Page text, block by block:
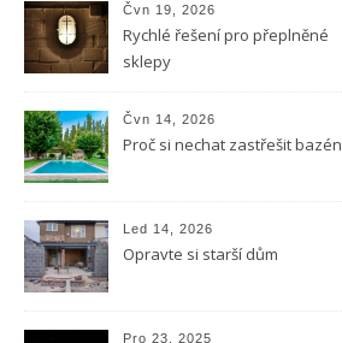
Čvn 19, 2026
Rychlé řešení pro přeplněné
sklepy
Čvn 14, 2026
Proč si nechat zastřešit bazén
Led 14, 2026
Opravte si starší dům
Pro 23, 2025